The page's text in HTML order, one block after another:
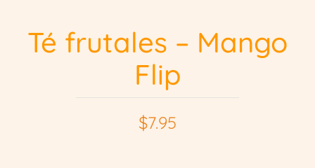
Té frutales – Mango
Flip
$7.95